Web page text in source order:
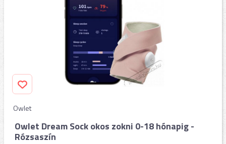
Owlet
Owlet Dream Sock okos zokni 0-18 hónapig -
Rózsaszín